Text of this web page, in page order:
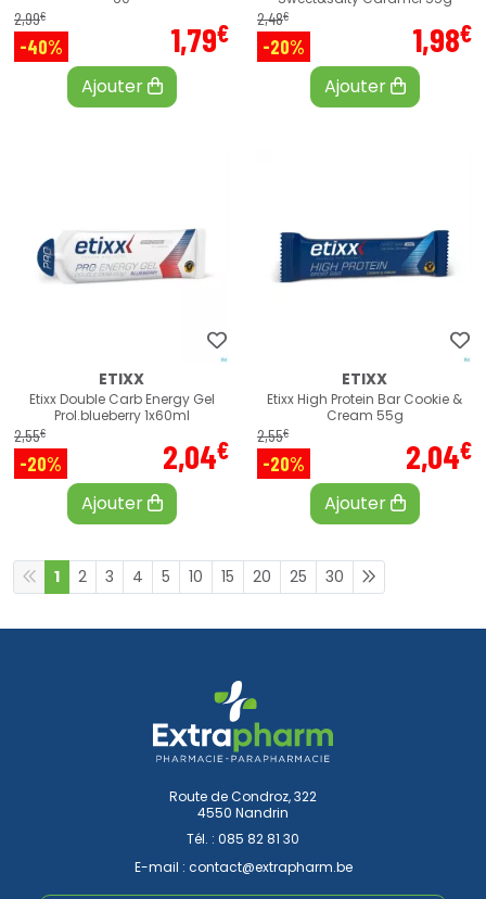
2,99€
-40% 1,79€
Ajouter
2,48€
-20% 1,98€
Ajouter
ETIXX
Etixx Double Carb Energy Gel
Prol.blueberry 1x60ml
2,55€
-20% 2,04€
Ajouter
ETIXX
Etixx High Protein Bar Cookie &
Cream 55g
2,55€
-20% 2,04€
Ajouter
1 2 3 4 5 10 15 20 25 30
Route de Condroz, 322
4550 Nandrin
Tél. : 085 82 81 30
E-mail : contact@extrapharm.be